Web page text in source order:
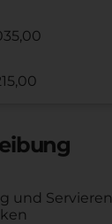
und